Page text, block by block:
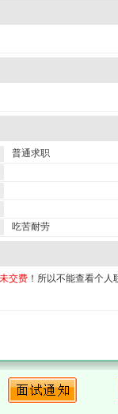
普通求职
吃苦耐劳
未交费 ！所以不能查看个